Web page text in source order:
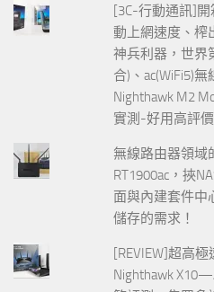
[3C-行動通訊]
動上網速度、榨
神兵利器，世界
合)、ac(WiFi5)
Nighthawk M2
實測-好用高評
無線路由器領域
RT1900ac，挾
面與內建套件中
儲存的需求！
[REVIEW]超高極
Nighthawk